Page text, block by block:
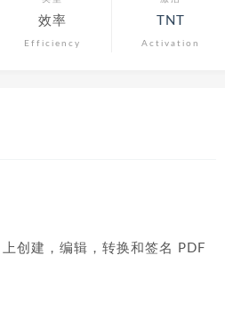
效率
Efficiency
TNT
Activation
创建，编辑，转换和签名 PDF